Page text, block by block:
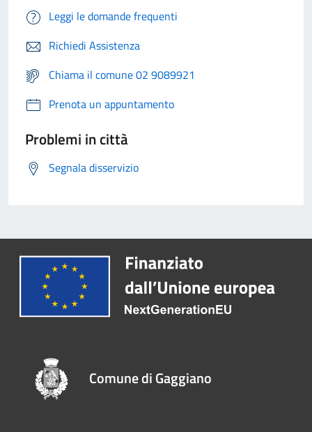
Leggi le domande frequenti
Richiedi Assistenza
Chiama il comune 02 9089921
Prenota un appuntamento
Problemi in città
Segnala disservizio
Comune di Gaggiano